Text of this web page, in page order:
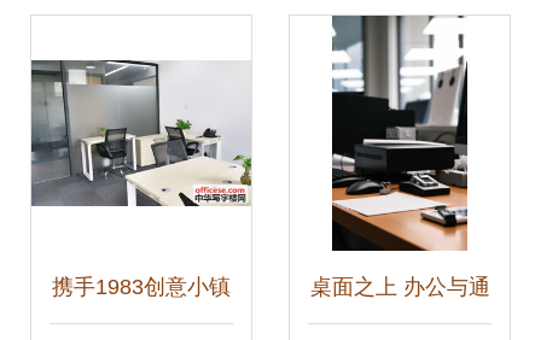
携手1983创意小镇 桌面之上 办公与通